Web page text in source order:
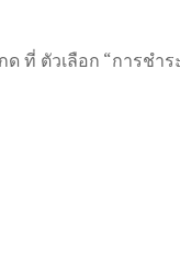
กด ที่ ตัวเลือก “การชำร